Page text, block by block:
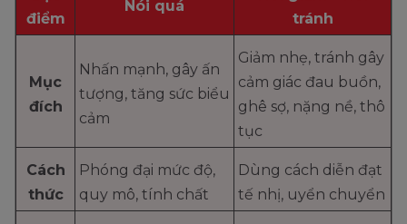
điểm
Nói quá
tránh
Mục
đích
Nhấn mạnh, gây ấn
tượng, tăng sức biểu
cảm
Giảm nhẹ, tránh gây
cảm giác đau buồn,
ghê sợ, nặng nề, thô
tục
Cách
thức
Phóng đại mức độ,
quy mô, tính chất
Dùng cách diễn đạt
tế nhị, uyển chuyển